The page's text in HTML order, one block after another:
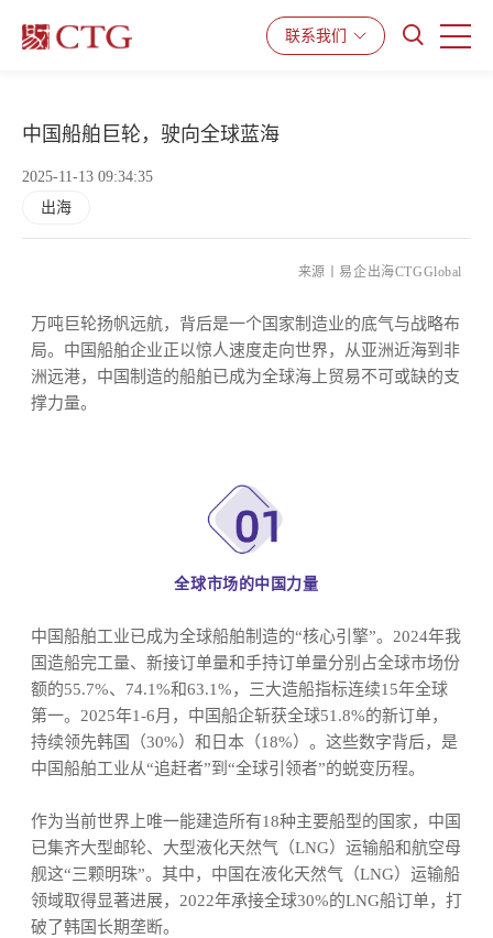
解决方案 资源中心
联系我们
中国船舶巨轮，驶向全球蓝海
2025-11-13 09:34:35
出海
来源丨易企出海CTGGlobal
万吨巨轮扬帆远航，背后是一个国家制造业的底气与战略布
局。中国船舶企业正以惊人速度走向世界，从亚洲近海到非
洲远港，中国制造的船舶已成为全球海上贸易不可或缺的支
撑力量。
全球市场的中国力量
中国船舶工业已成为全球船舶制造的“核心引擎”。2024年我
国造船完工量、新接订单量和手持订单量分别占全球市场份
额的55.7%、74.1%和63.1%，三大造船指标连续15年全球
第一。2025年1-6月，中国船企斩获全球51.8%的新订单，
持续领先韩国（30%）和日本（18%）。这些数字背后，是
中国船舶工业从“追赶者”到“全球引领者”的蜕变历程。
作为当前世界上唯一能建造所有18种主要船型的国家，中国
已集齐大型邮轮、大型液化天然气（LNG）运输船和航空母
舰这“三颗明珠”。其中，中国在液化天然气（LNG）运输船
领域取得显著进展，2022年承接全球30%的LNG船订单，打
破了韩国长期垄断。